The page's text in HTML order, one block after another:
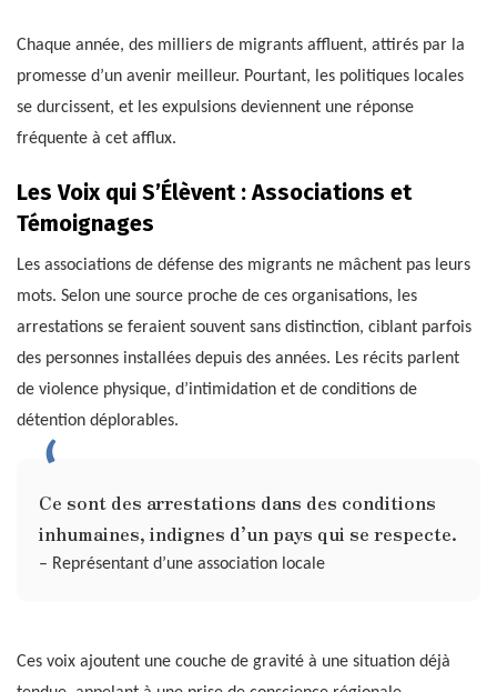
Chaque année, des milliers de migrants affluent, attirés par la
promesse d’un avenir meilleur. Pourtant, les politiques locales
se durcissent, et les expulsions deviennent une réponse
fréquente à cet afflux.
Les Voix qui S’Élèvent : Associations et
Témoignages
Les associations de défense des migrants ne mâchent pas leurs
mots. Selon une source proche de ces organisations, les
arrestations se feraient souvent sans distinction, ciblant parfois
des personnes installées depuis des années. Les récits parlent
de violence physique, d’intimidation et de conditions de
détention déplorables.
Ce sont des arrestations dans des conditions
inhumaines, indignes d’un pays qui se respecte.
– Représentant d’une association locale
Ces voix ajoutent une couche de gravité à une situation déjà